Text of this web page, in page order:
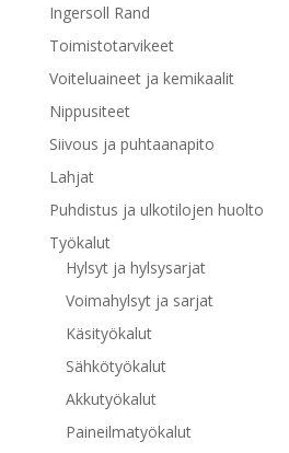
Ingersoll Rand
Toimistotarvikeet
Voiteluaineet ja kemikaalit
Nippusiteet
Siivous ja puhtaanapito
Lahjat
Puhdistus ja ulkotilojen huolto
Työkalut
Hylsyt ja hylsysarjat
Voimahylsyt ja sarjat
Käsityökalut
Sähkötyökalut
Akkutyökalut
Paineilmatyökalut